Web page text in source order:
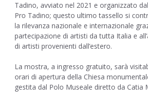
Tadino, avviato nel 2021 e organizzato
Pro Tadino; questo ultimo tassello si
la rilevanza nazionale e internazionale
partecipazione di artisti da tutta Italia e
di artisti provenienti dall’estero.
La mostra, a ingresso gratuito, sarà
orari di apertura della Chiesa
gestita dal Polo Museale diretto da Catia